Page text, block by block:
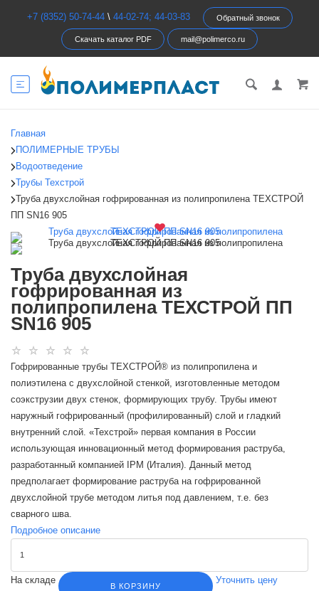
+7 (8352) 50-74-44\ 44-02-74; 44-03-83 Обратный звонок
Скачать каталог PDF mail@polimerco.ru
Главная
ПОЛИМЕРНЫЕ ТРУБЫ
Водоотведение
Трубы Техстрой
Труба двухслойная гофрированная из полипропилена ТЕХСТРОЙ
ПП SN16 905
Труба двухслойная
гофрированная из
полипропилена ТЕХСТРОЙ ПП
SN16 905
Гофрированные трубы ТЕХСТРОЙ® из полипропилена и
полиэтилена с двухслойной стенкой, изготовленные методом
соэкструзии двух стенок, формирующих трубу. Трубы имеют
наружный гофрированный (профилированный) слой и гладкий
внутренний слой. «Техстрой» первая компания в России
использующая инновационный метод формирования раструба,
разработанный компанией IPM (Италия). Данный метод
предполагает формирование раструба на гофрированной
двухслойной трубе методом литья под давлением, т.е. без
сварного шва.
Подробное описание
На складе
В КОРЗИНУ
Уточнить цену